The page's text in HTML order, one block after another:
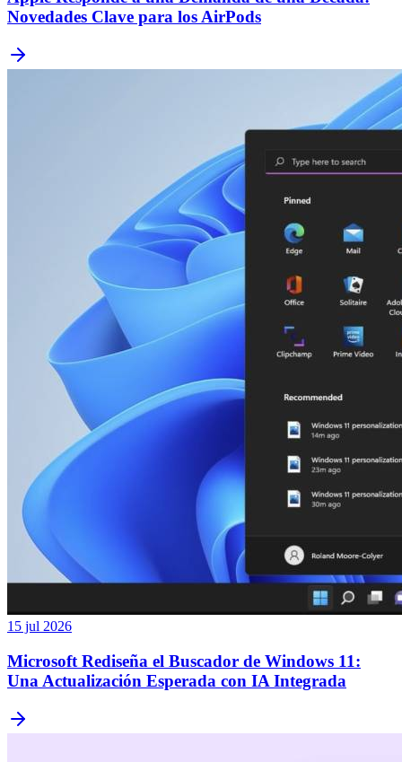
Novedades Clave para los AirPods
15 jul 2026
Microsoft Rediseña el Buscador de Windows 11:
Una Actualización Esperada con IA Integrada